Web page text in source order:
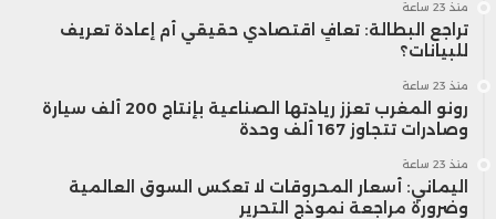
منذ 23 ساعة
تراجع البطالة: تعافٍ اقتصادي حقيقي أم إعادة تعريف
للبيانات؟
منذ 23 ساعة
رونو المغرب تعزز ريادتها الصناعية بإنتاج 200 ألف سيارة
وصادرات تتجاوز 167 ألف وحدة
منذ 23 ساعة
اليماني: أسعار المحروقات لا تعكس السوق العالمية
وضرورة مراجعة نموذج التحرير